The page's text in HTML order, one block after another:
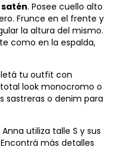
. Posee cuello alto
Frunce en el frente y
la altura del mismo.
como en la espalda,
tu outfit con
look monocromo o
sastreras o denim para
utiliza talle S y sus
más detalles